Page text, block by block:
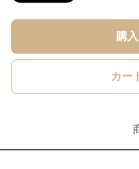
購
カー